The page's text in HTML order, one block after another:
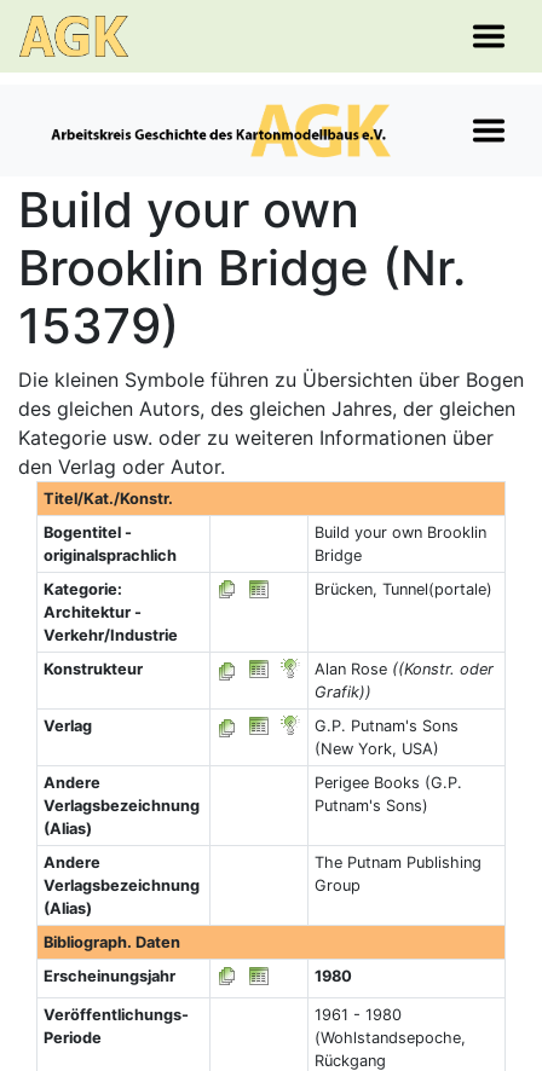
Build your own
Brooklin Bridge (Nr.
15379)
Die kleinen Symbole führen zu Übersichten über Bogen
des gleichen Autors, des gleichen Jahres, der gleichen
Kategorie usw. oder zu weiteren Informationen über
den Verlag oder Autor.
Titel/Kat./Konstr.
Bogentitel -
originalsprachlich
Build your own Brooklin
Bridge
Kategorie:
Architektur -
Verkehr/Industrie
Brücken, Tunnel(portale)
Konstrukteur Alan Rose ((Konstr. oder
Grafik))
Verlag
G.P. Putnam's Sons
(New York, USA)
Andere
Verlagsbezeichnung
(Alias)
Perigee Books (G.P.
Putnam's Sons)
Andere
Verlagsbezeichnung
(Alias)
The Putnam Publishing
Group
Bibliograph. Daten
Erscheinungsjahr
1980
Veröffentlichungs-
Periode
1961 - 1980
(Wohlstandsepoche,
Rückgang